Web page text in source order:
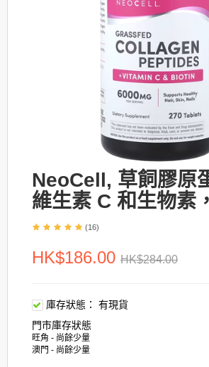
NeoCell, 草飼膠原
維生素 C 和生物素
(16)
HK$186.00 HK$284.00
庫存狀態：
有現貨
門市庫存狀態
旺角 - 尚餘少量
澳門 - 尚餘少量